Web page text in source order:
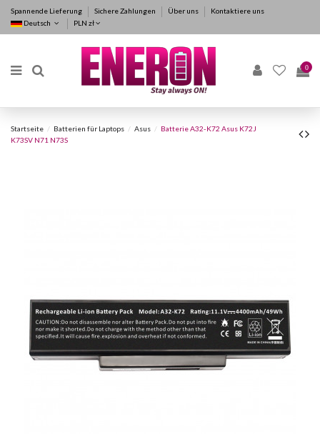
Spannende Lieferung Sichere Zahlungen Über uns
Kontaktiere uns
Deutsch
PLN zł
0
Startseite Batterien für Laptops Asus
Batterie A32-K72 Asus K72J
K73SV N71 N73S